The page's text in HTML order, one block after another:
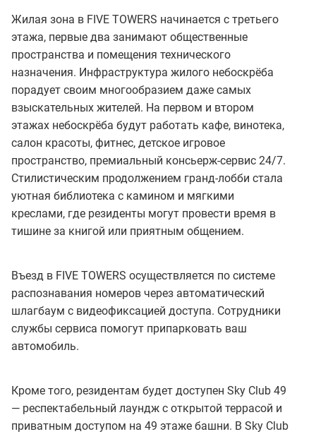
Жилая зона в FIVE TOWERS начинается с третьего
этажа, первые два занимают общественные
пространства и помещения технического
назначения. Инфраструктура жилого небоскрёба
порадует своим многообразием даже самых
взыскательных жителей. На первом и втором
этажах небоскрёба будут работать кафе, винотека,
салон красоты, фитнес, детское игровое
пространство, премиальный консьерж-сервис 24/7.
Стилистическим продолжением гранд-лобби стала
уютная библиотека с камином и мягкими
креслами, где резиденты могут провести время в
тишине за книгой или приятным общением.
Въезд в FIVE TOWERS осуществляется по системе
распознавания номеров через автоматический
шлагбаум с видеофиксацией доступа. Сотрудники
службы сервиса помогут припарковать ваш
автомобиль.
Кроме того, резидентам будет доступен Sky Club 49
— респектабельный лаундж с открытой террасой и
приватным доступом на 49 этаже башни. В Sky Club